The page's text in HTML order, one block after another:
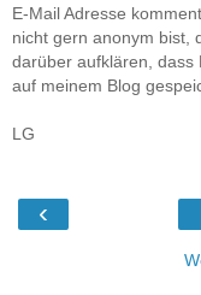
E-Mail Adresse
nicht gern anonym bist,
darüber aufklären, dass
auf meinem Blog
LG
‹